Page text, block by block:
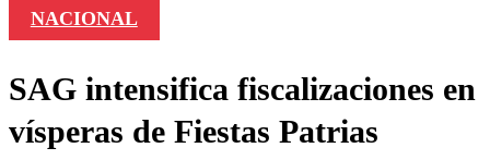
NACIONAL
SAG intensifica fiscalizaciones en
vísperas de Fiestas Patrias